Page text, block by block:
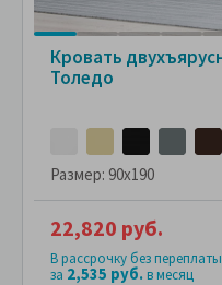
Кровать
Толедо
Размер: 90x190
22,820 руб.
В рассрочку без переплаты
за 2,535 руб.в месяц